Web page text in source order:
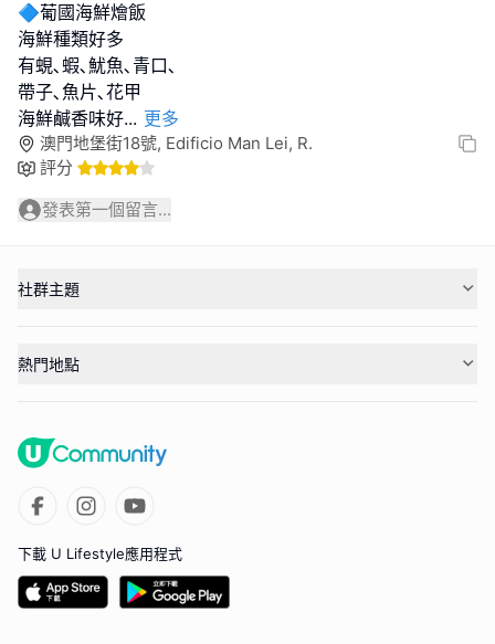
🔷葡國海鮮燴飯
海鮮種類好多
有蜆､蝦､魷魚､青口､
帶子､魚片､花甲
海鮮鹹香味好... 更多
澳門地堡街18號, Edificio Man Lei, R.
評分
發表第一個留言...
社群主題
熱門地點
下載 U Lifestyle應用程式